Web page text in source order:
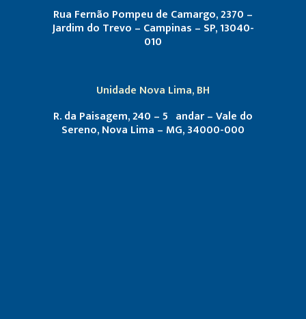
Rua Fernão Pompeu de Camargo, 2370 –
Jardim do Trevo – Campinas – SP, 13040-
010
Unidade Nova Lima, BH
R. da Paisagem, 240 – 5º andar – Vale do
Sereno, Nova Lima – MG, 34000-000